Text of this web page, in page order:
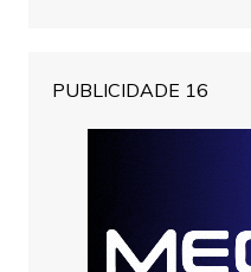
PUBLICIDADE 16